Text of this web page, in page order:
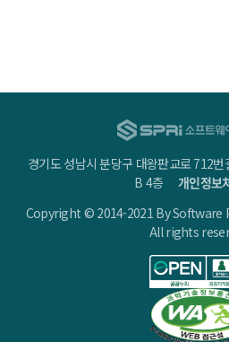
경기도 성남시 분당구 대왕판교로 712
B 4층개인정보
Copyright © 2014-2021 By Software
All rights